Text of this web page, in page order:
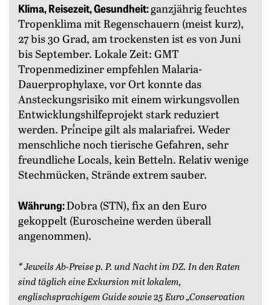
Klima, Reisezeit, Gesundheit:ganzjährig feuchtes
Tropenklima mit Regenschauern (meist kurz),
27 bis 30 Grad, am trockensten ist es von Juni
bis September. Lokale Zeit: GMT
Tropenmediziner empfehlen Malaria-
Dauerprophylaxe, vor Ort konnte das
Ansteckungsrisiko mit einem wirkungsvollen
Entwicklungshilfeprojekt stark reduziert
werden. Prí́ncipe gilt als malariafrei. Weder
menschliche noch tierische Gefahren, sehr
freundliche Locals, kein Betteln. Relativ wenige
Stechmücken, Strände extrem sauber.
Währung:Dobra (STN), fix an den Euro
gekoppelt (Euroscheine werden überall
angenommen).
* Jeweils Ab-Preise p. P. und Nacht im DZ. In den Raten
sind täglich eine Exkursion mit lokalem,
englischsprachigem Guide sowie 25 Euro „Conservation